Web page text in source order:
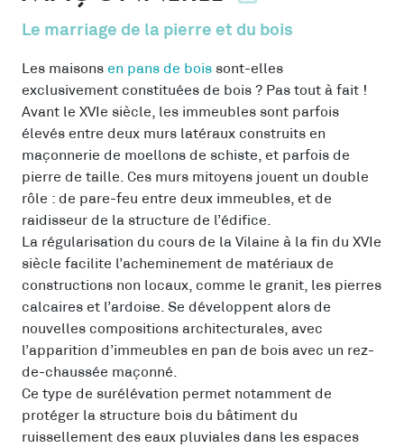
Le marriage de la pierre et du bois
Les maisons en pans de bois sont-elles
exclusivement constituées de bois ? Pas tout à fait !
Avant le XVIe siècle, les immeubles sont parfois
élevés entre deux murs latéraux construits en
maçonnerie de moellons de schiste, et parfois de
pierre de taille. Ces murs mitoyens jouent un double
rôle : de pare-feu entre deux immeubles, et de
raidisseur de la structure de l’édifice.
La régularisation du cours de la Vilaine à la fin du XVIe
siècle facilite l’acheminement de matériaux de
constructions non locaux, comme le granit, les pierres
calcaires et l’ardoise. Se développent alors de
nouvelles compositions architecturales, avec
l’apparition d’immeubles en pan de bois avec un rez-
de-chaussée maçonné.
Ce type de surélévation permet notamment de
protéger la structure bois du bâtiment du
ruissellement des eaux pluviales dans les espaces